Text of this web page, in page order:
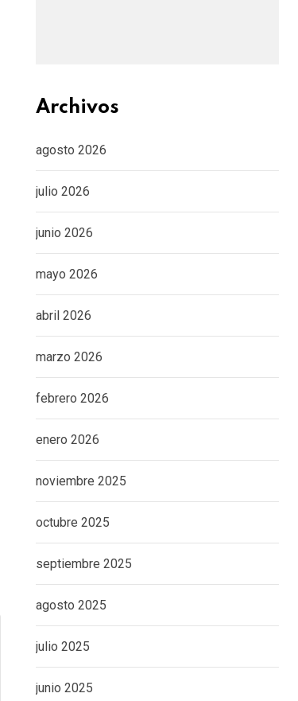
Archivos
agosto 2026
julio 2026
junio 2026
mayo 2026
abril 2026
marzo 2026
febrero 2026
enero 2026
noviembre 2025
octubre 2025
septiembre 2025
agosto 2025
julio 2025
junio 2025